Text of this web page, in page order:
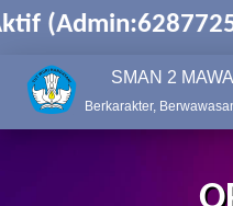
SMAN 2
Berkarakter,